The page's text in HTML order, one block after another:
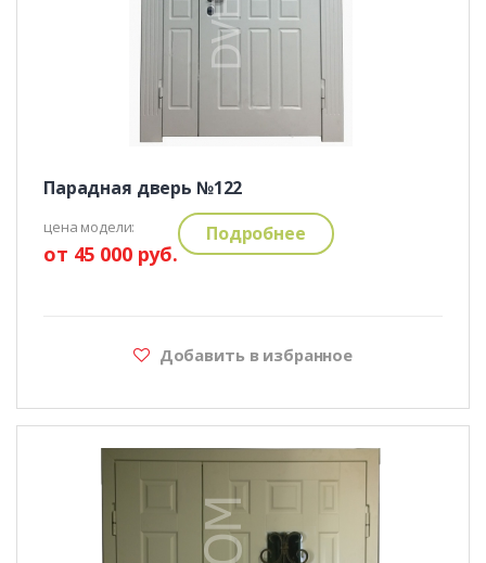
Парадная дверь №122
цена модели:
от 45 000 руб.
Подробнее
Добавить в избранное